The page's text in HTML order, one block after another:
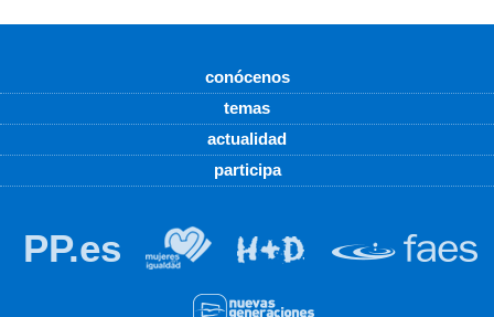
conócenos
temas
actualidad
participa
PP.es